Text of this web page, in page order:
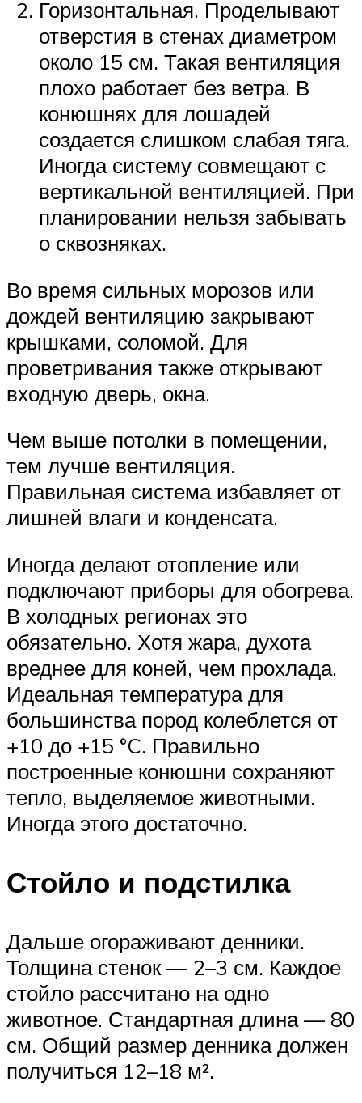
Горизонтальная. Проделывают
отверстия в стенах диаметром
около 15 см. Такая вентиляция
плохо работает без ветра. В
конюшнях для лошадей
создается слишком слабая тяга.
Иногда систему совмещают с
вертикальной вентиляцией. При
планировании нельзя забывать
о сквозняках.
Во время сильных морозов или
дождей вентиляцию закрывают
крышками, соломой. Для
проветривания также открывают
входную дверь, окна.
Чем выше потолки в помещении,
тем лучше вентиляция.
Правильная система избавляет от
лишней влаги и конденсата.
Иногда делают отопление или
подключают приборы для обогрева.
В холодных регионах это
обязательно. Хотя жара, духота
вреднее для коней, чем прохлада.
Идеальная температура для
большинства пород колеблется от
+10 до +15 °C. Правильно
построенные конюшни сохраняют
тепло, выделяемое животными.
Иногда этого достаточно.
Стойло и подстилка
Дальше огораживают денники.
Толщина стенок — 2–3 см. Каждое
стойло рассчитано на одно
животное. Стандартная длина — 80
см. Общий размер денника должен
получиться 12–18 м².